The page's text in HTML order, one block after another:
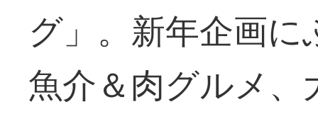
グ」。新年企画
魚介＆肉グルメ